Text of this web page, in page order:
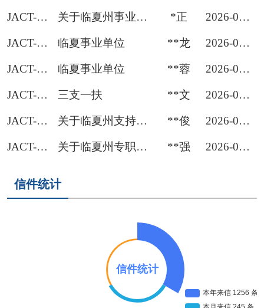
JACT-RSJJZXX2026070400002 关于临夏州事业单位招聘优秀退役军人专项岗位的咨询 *正 2026-07-04
JACT-RSJJZXX2026070500001 临夏事业单位 **龙 2026-07-05
JACT-RSJJZXX2026062200001 临夏事业单位 **蓉 2026-06-22
JACT-RSJJZXX2026061100001 三支一扶 **文 2026-06-11
JACT-RSJJZXX2026052200001 关于临夏州支持1万名未就业普通高校毕业生到基层就业 **俊 2026-05-22
JACT-RSJJZXX2026050500001 关于临夏州专职化书记 **强 2026-05-05
信件统计